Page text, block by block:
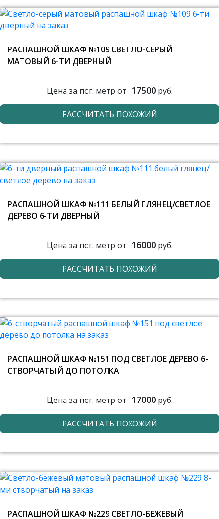
РАСПАШНОЙ ШКАФ №109 СВЕТЛО-СЕРЫЙ
МАТОВЫЙ 6-ТИ ДВЕРНЫЙ
Цена за пог. метр от 17500руб.
РАССЧИТАТЬ ПОХОЖИЙ
РАСПАШНОЙ ШКАФ №111 БЕЛЫЙ ГЛЯНЕЦ/СВЕТЛОЕ
ДЕРЕВО 6-ТИ ДВЕРНЫЙ
Цена за пог. метр от 16000руб.
РАССЧИТАТЬ ПОХОЖИЙ
РАСПАШНОЙ ШКАФ №151 ПОД СВЕТЛОЕ ДЕРЕВО 6-
СТВОРЧАТЫЙ ДО ПОТОЛКА
Цена за пог. метр от 17000руб.
РАССЧИТАТЬ ПОХОЖИЙ
РАСПАШНОЙ ШКАФ №229 СВЕТЛО-БЕЖЕВЫЙ